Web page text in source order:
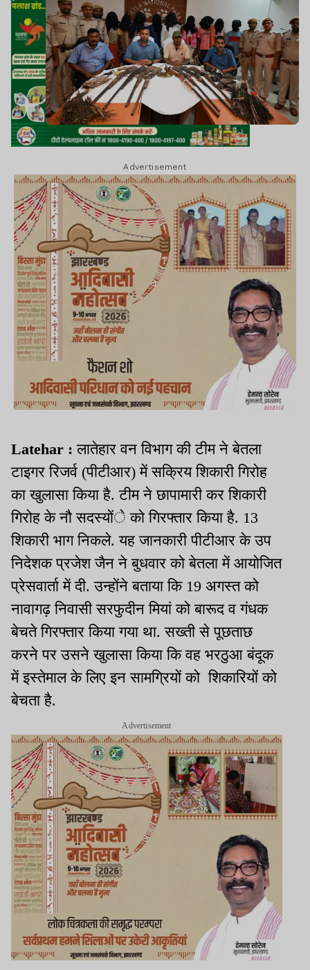
Advertisement
Latehar : लातेहार वन विभाग की टीम ने बेतला
टाइगर रिजर्व (पीटीआर) में सक्रिय शिकारी गिरोह
का खुलासा किया है. टीम ने छापामारी कर शिकारी
गिरोह के नौ सदस्योंे को गिरफ्तार किया है. 13
शिकारी भाग निकले. यह जानकारी पीटीआर के उप
निदेशक प्रजेश जैन ने बुधवार को बेतला में आयोजित
प्रेसवार्ता में दी. उन्होंने बताया कि 19 अगस्त को
नावागढ़ निवासी सरफुदीन मियां को बारूद व गंधक
बेचते गिरफ्तार किया गया था. सख्ती से पूछताछ
करने पर उसने खुलासा किया कि वह भरठुआ बंदूक
में इस्तेमाल के लिए इन सामग्रियों को शिकारियों को
बेचता है.
Advertisement